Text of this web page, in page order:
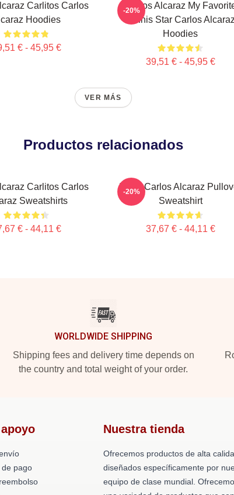
Carlitos Carlos
Hoodies
€ - 45,95 €
Carlos Alcaraz My
Tennis Star Carlos
Hoodies
39,51 € - 45,95 €
-20%
VER MÁS
Productos relacionados
Carlitos Carlos
Sweatshirts
€ - 44,11 €
Tenis Carlos Alcaraz
Sweatshirt
37,67 € - 44,11 €
-20%
WORLDWIDE SHIPPING
Shipping fees and delivery time depends on
the country and total weight of your order.
pago
Nuestra tienda
Ofrecemos productos de alta
diseñados específicamente por
equipo de clase mundial.